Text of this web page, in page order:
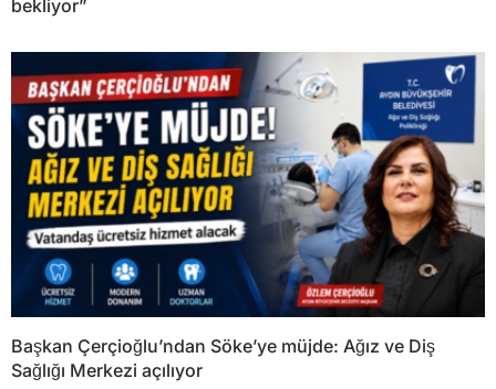
bekliyor”
Başkan Çerçioğlu’ndan Söke’ye müjde: Ağız ve Diş
Sağlığı Merkezi açılıyor